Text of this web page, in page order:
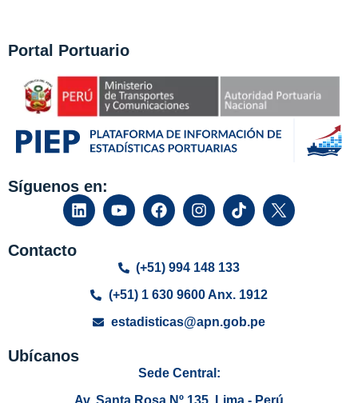
Portal Portuario
Síguenos en:
Contacto
(+51) 994 148 133
(+51) 1 630 9600 Anx. 1912
estadisticas@apn.gob.pe
Ubícanos
Sede Central: